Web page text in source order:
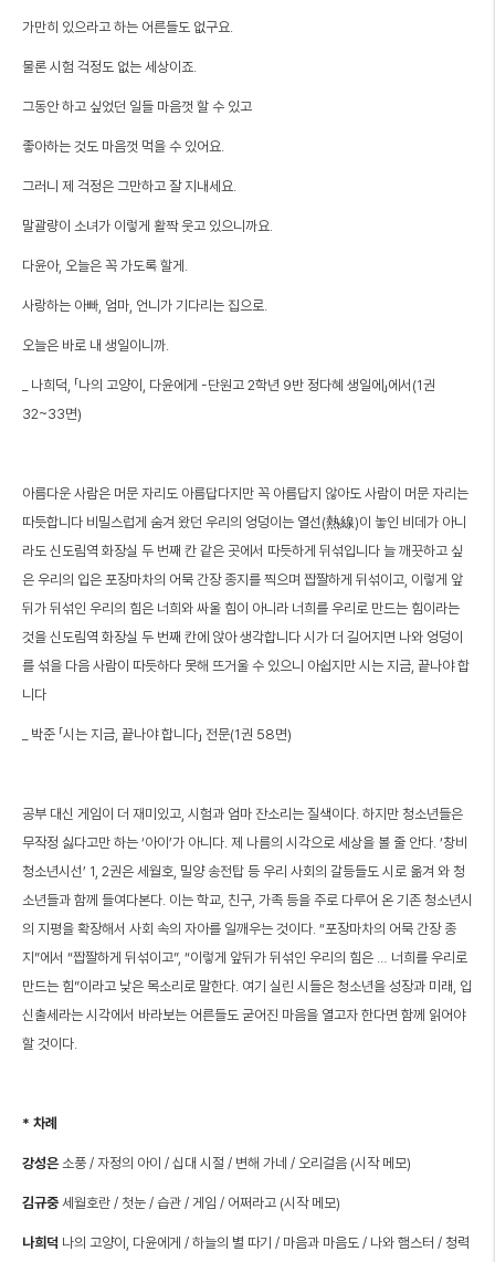
가만히 있으라고 하는 어른들도 없구요.
물론 시험 걱정도 없는 세상이죠.
그동안 하고 싶었던 일들 마음껏 할 수 있고
좋아하는 것도 마음껏 먹을 수 있어요.
그러니 제 걱정은 그만하고 잘 지내세요.
말괄량이 소녀가 이렇게 활짝 웃고 있으니까요.
다윤아, 오늘은 꼭 가도록 할게.
사랑하는 아빠, 엄마, 언니가 기다리는 집으로.
오늘은 바로 내 생일이니까.
_ 나희덕, 「나의 고양이, 다윤에게 -단원고 2학년 9반 정다혜 생일에」에서(1권
32~33면)
아름다운 사람은 머문 자리도 아름답다지만 꼭 아름답지 않아도 사람이 머문 자리는
따듯합니다 비밀스럽게 숨겨 왔던 우리의 엉덩이는 열선(熱線)이 놓인 비데가 아니
라도 신도림역 화장실 두 번째 칸 같은 곳에서 따듯하게 뒤섞입니다 늘 깨끗하고 싶
은 우리의 입은 포장마차의 어묵 간장 종지를 찍으며 짭짤하게 뒤섞이고, 이렇게 앞
뒤가 뒤섞인 우리의 힘은 너희와 싸울 힘이 아니라 너희를 우리로 만드는 힘이라는
것을 신도림역 화장실 두 번째 칸에 앉아 생각합니다 시가 더 길어지면 나와 엉덩이
를 섞을 다음 사람이 따듯하다 못해 뜨거울 수 있으니 아쉽지만 시는 지금, 끝나야 합
니다
_ 박준 「시는 지금, 끝나야 합니다」 전문(1권 58면)
공부 대신 게임이 더 재미있고, 시험과 엄마 잔소리는 질색이다. 하지만 청소년들은
무작정 싫다고만 하는 ‘아이’가 아니다. 제 나름의 시각으로 세상을 볼 줄 안다. ‘창비
청소년시선’ 1, 2권은 세월호, 밀양 송전탑 등 우리 사회의 갈등들도 시로 옮겨 와 청
소년들과 함께 들여다본다. 이는 학교, 친구, 가족 등을 주로 다루어 온 기존 청소년시
의 지평을 확장해서 사회 속의 자아를 일깨우는 것이다. “포장마차의 어묵 간장 종
지”에서 “짭짤하게 뒤섞이고”, “이렇게 앞뒤가 뒤섞인 우리의 힘은 … 너희를 우리로
만드는 힘”이라고 낮은 목소리로 말한다. 여기 실린 시들은 청소년을 성장과 미래, 입
신출세라는 시각에서 바라보는 어른들도 굳어진 마음을 열고자 한다면 함께 읽어야
할 것이다.
* 차례
강성은 소풍 / 자정의 아이 / 십대 시절 / 변해 가네 / 오리걸음 (시작 메모)
김규중 세월호란 / 첫눈 / 습관 / 게임 / 어쩌라고 (시작 메모)
나희덕 나의 고양이, 다윤에게 / 하늘의 별 따기 / 마음과 마음도 / 나와 햄스터 / 청력